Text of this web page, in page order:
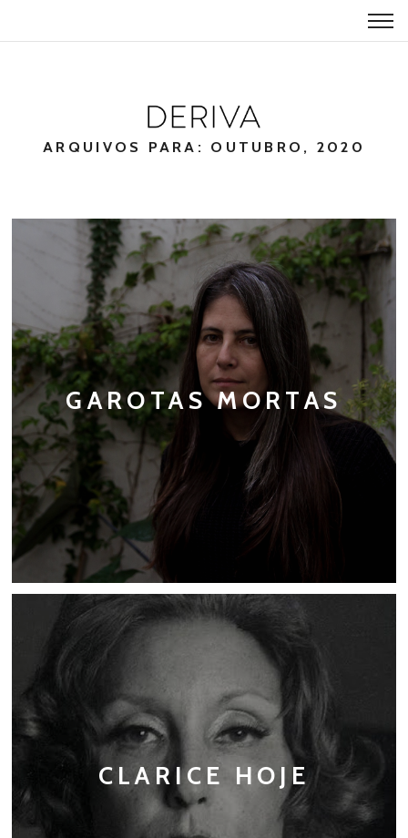
ARQUIVOS PARA: OUTUBRO, 2020
GAROTAS MORTAS
CLARICE HOJE